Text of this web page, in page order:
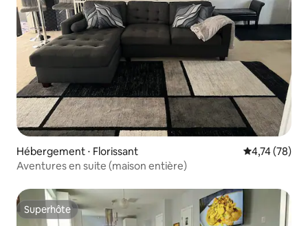
Hébergement ⋅ Florissant Évaluation
4,74 (78)
Aventures en suite (maison entière)
Superhôte
Superhôte